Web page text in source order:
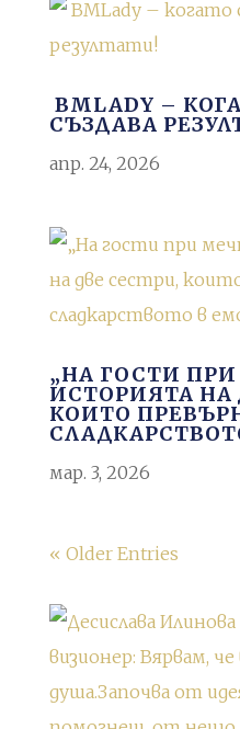
BMLADY –
СЪЗДАВА
апр. 24, 2026
„НА ГОСТИ
ИСТОРИЯТА НА
КОИТО
мар. 3, 2026
« Older Entries